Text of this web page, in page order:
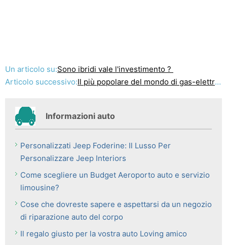
Un articolo su:Sono ibridi vale l'investimento ?
Articolo successivo:Il più popolare del mondo di gas-elettrico veicolo ibrido è in attesa di essere ritirati presso la nostra concessionaria!
Informazioni auto
Personalizzati Jeep Foderine: Il Lusso Per
Personalizzare Jeep Interiors
Come scegliere un Budget Aeroporto auto e servizio
limousine?
Cose che dovreste sapere e aspettarsi da un negozio
di riparazione auto del corpo
Il regalo giusto per la vostra auto Loving amico